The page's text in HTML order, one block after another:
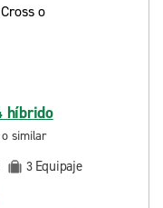
híbrido
similar
3 Equipaje